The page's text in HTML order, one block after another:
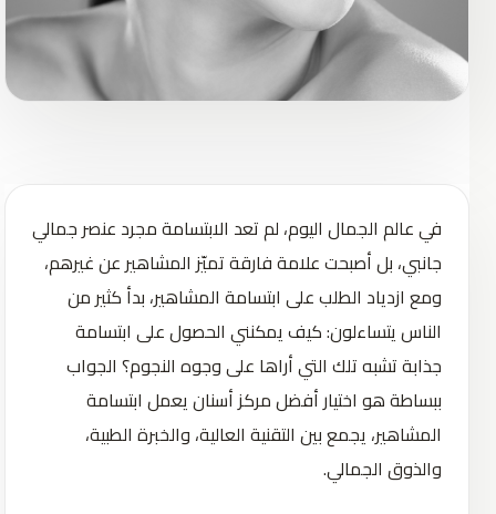
في عالم الجمال اليوم، لم تعد الابتسامة مجرد عنصر جمالي
جانبي، بل أصبحت علامة فارقة تميّز المشاهير عن غيرهم،
ومع ازدياد الطلب على ابتسامة المشاهير، بدأ كثير من
الناس يتساءلون: كيف يمكنني الحصول على ابتسامة
جذابة تشبه تلك التي أراها على وجوه النجوم؟ الجواب
ببساطة هو اختيار أفضل مركز أسنان يعمل ابتسامة
المشاهير، يجمع بين التقنية العالية، والخبرة الطبية،
والذوق الجمالي.